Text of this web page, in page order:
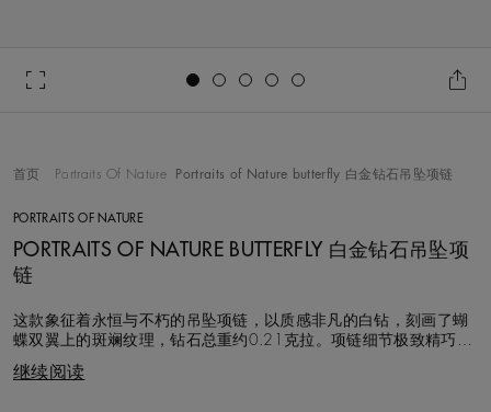
首页 Portraits Of Nature Portraits of Nature butterfly 白金钻石吊坠项链
PORTRAITS OF NATURE
PORTRAITS OF NATURE BUTTERFLY 白金钻石吊坠项
链
这款象征着永恒与不朽的吊坠项链，以质感非凡的白钻，刻画了蝴
蝶双翼上的斑斓纹理，钻石总重约0.21克拉。项链细节极致精巧，
在任何角度均可绽放异彩。
继续阅读